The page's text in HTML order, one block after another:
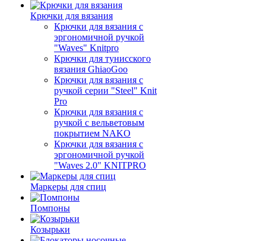
Крючки для вязания
Крючки для вязания с
эргономичной ручкой
"Waves" Knitpro
Крючки для тунисского
вязания GhiaoGoo
Крючки для вязания с
ручкой серии "Steel" Knit
Pro
Крючки для вязания с
ручкой с вельветовым
покрытием NAKO
Крючки для вязания с
эргономичной ручкой
"Waves 2.0" KNITPRO
Маркеры для спиц
Помпоны
Козырьки